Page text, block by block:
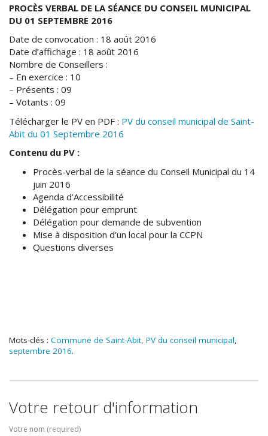
PROCÈS VERBAL DE LA SÉANCE DU CONSEIL MUNICIPAL
DU 01 SEPTEMBRE 2016
Date de convocation : 18 août 2016
Date d’affichage : 18 août 2016
Nombre de Conseillers :
– En exercice : 10
– Présents : 09
– Votants : 09
Télécharger le PV en PDF : PV du conseil municipal de Saint-
Abit du 01 Septembre 2016
Contenu du PV :
Procès-verbal de la séance du Conseil Municipal du 14
juin 2016
Agenda d’Accessibilité
Délégation pour emprunt
Délégation pour demande de subvention
Mise à disposition d’un local pour la CCPN
Questions diverses
Mots-clés : Commune de Saint-Abit, PV du conseil municipal,
septembre 2016.
Votre retour d'information
Votre nom (required)